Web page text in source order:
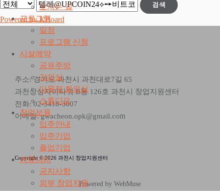
오시는 길
프로그램
일정
프로그램 신청
시설예약
공유주방
강의실
다목적 회의실
스튜디오
창업보육
입주안내
입주기업
졸업기업
커뮤니티
공지사항
외부 창업지원
검색
Powered by KBoard
주소: 경기도 과천시 과천대로7길 65
과천상상자이타워 B동 126호 과천시 창업지원센터
전화: 02-3418-3007
이메일: gwacheon.opk@gmail.com
Copyright © 2026 과천시 창업지원센터
Powered by WebMuse